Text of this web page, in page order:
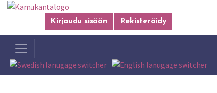
Kirjaudu sisään Rekisteröidy